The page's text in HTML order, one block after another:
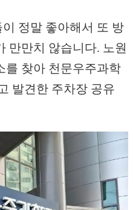
정말 좋아해서 또 방
만만치 않습니다. 노원
를 찾아 천문우주과학
발견한 주차장 공유